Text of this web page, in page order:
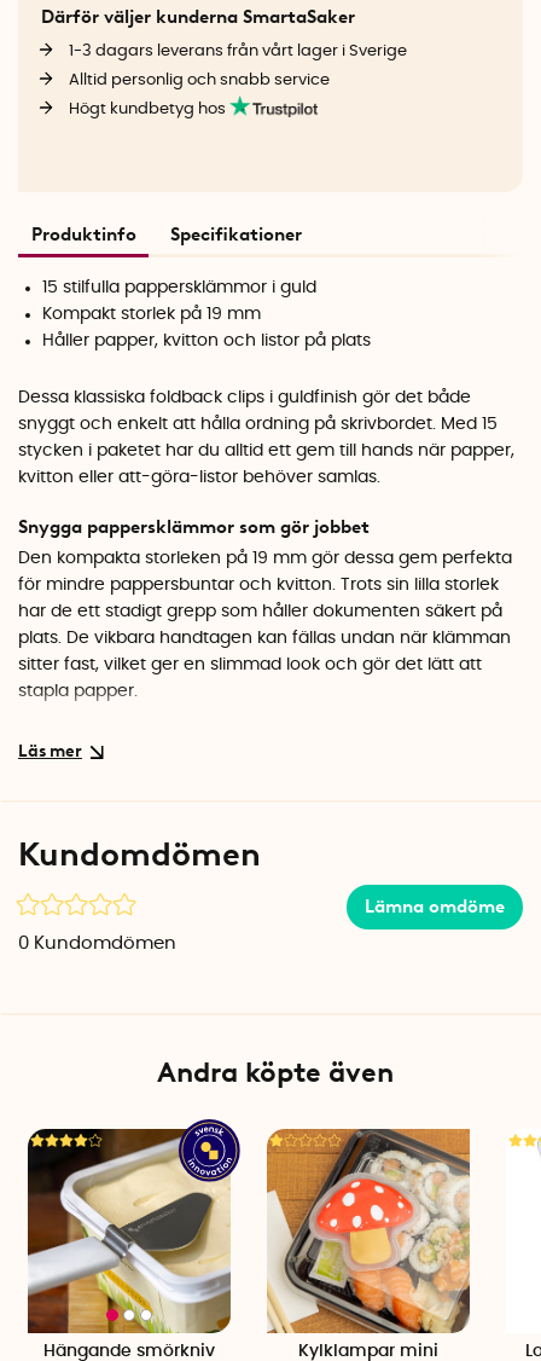
Därför väljer kunderna SmartaSaker
1-3 dagars leverans från vårt lager i Sverige
Alltid personlig och snabb service
Högt kundbetyg hos
Produktinfo Specifikationer
15 stilfulla pappersklämmor i guld
Kompakt storlek på 19 mm
Håller papper, kvitton och listor på plats
Dessa klassiska foldback clips i guldfinish gör det både
snyggt och enkelt att hålla ordning på skrivbordet. Med 15
stycken i paketet har du alltid ett gem till hands när papper,
kvitton eller att-göra-listor behöver samlas.
Snygga pappersklämmor som gör jobbet
Den kompakta storleken på 19 mm gör dessa gem perfekta
för mindre pappersbuntar och kvitton. Trots sin lilla storlek
har de ett stadigt grepp som håller dokumenten säkert på
plats. De vikbara handtagen kan fällas undan när klämman
sitter fast, vilket ger en slimmad look och gör det lätt att
stapla papper.
Snygg detalj på skrivbordet
viktiga dokument. De fungerar också utmärkt som små
Storlek: 19 mm
Kundomdömen
Lämna omdöme
0 Kundomdömen
Andra köpte även
Hängande smörkniv Kylklampar mini